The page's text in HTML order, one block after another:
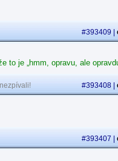
#393409 |
to je „hmm, opravu, ale
#393408 |
#393407 |